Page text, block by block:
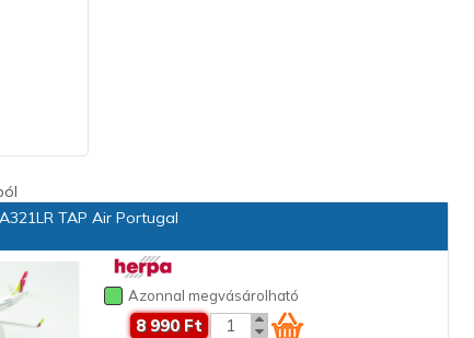
TAP Air Portugal
Azonnal megvásárolható
8 990 Ft